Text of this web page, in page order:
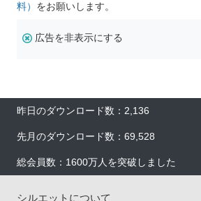
料） をお願いします。
広告を非表示にする
昨日のダウンロード数：2,136
先月のダウンロード数：69,528
総会員数：1600万人を突破しました
シルエットについて